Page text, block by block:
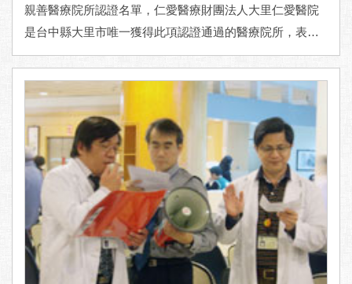
親善醫療院所認證名單，仁愛醫療財團法人大里仁愛醫院
是台中縣大里市唯一獲得此項認證通過的醫療院所，表示
推動母嬰同室的成果獲得高度肯定，將會繼續推動母